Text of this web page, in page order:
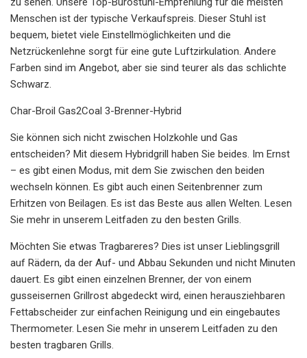
Menschen ist der typische Verkaufspreis. Dieser Stuhl ist
bequem, bietet viele Einstellmöglichkeiten und die
Netzrückenlehne sorgt für eine gute Luftzirkulation. Andere
Farben sind im Angebot, aber sie sind teurer als das schlichte
Schwarz.
Char-Broil Gas2Coal 3-Brenner-Hybrid
Sie können sich nicht zwischen Holzkohle und Gas
entscheiden? Mit diesem Hybridgrill haben Sie beides. Im Ernst
– es gibt einen Modus, mit dem Sie zwischen den beiden
wechseln können. Es gibt auch einen Seitenbrenner zum
Erhitzen von Beilagen. Es ist das Beste aus allen Welten. Lesen
Sie mehr in unserem Leitfaden zu den besten Grills.
Möchten Sie etwas Tragbareres? Dies ist unser Lieblingsgrill
auf Rädern, da der Auf- und Abbau Sekunden und nicht Minuten
dauert. Es gibt einen einzelnen Brenner, der von einem
gusseisernen Grillrost abgedeckt wird, einen herausziehbaren
Fettabscheider zur einfachen Reinigung und ein eingebautes
Thermometer. Lesen Sie mehr in unserem Leitfaden zu den
besten tragbaren Grills.